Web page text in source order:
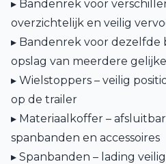
▸ Bandenrek voor
overzichtelijk en veilig
▸ Bandenrek voor dezelfde
opslag van meerdere
▸ Wielstoppers – veilig
op de trailer
▸ Materiaalkoffer –
spanbanden en accessoires
▸ Spanbanden – lading